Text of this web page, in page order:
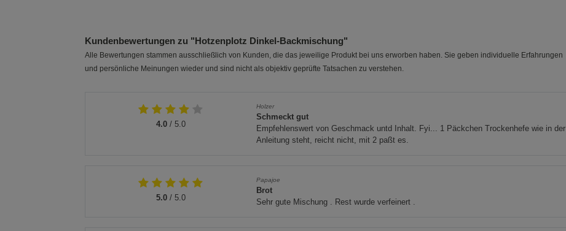
Kundenbewertungen zu "Hotzenplotz Dinkel-Backmischung"
Alle Bewertungen stammen ausschließlich von Kunden, die das jeweilige Produkt bei uns erworben haben. Sie geben individuelle Erfahrungen
und persönliche Meinungen wieder und sind nicht als objektiv geprüfte Tatsachen zu verstehen.
4.0/ 5.0
Holzer
Schmeckt gut
Empfehlenswert von Geschmack untd Inhalt. Fyi... 1 Päckchen Trockenhefe wie in der
Anleitung steht, reicht nicht, mit 2 paßt es.
5.0/ 5.0
Papajoe
Brot
Sehr gute Mischung . Rest wurde verfeinert .